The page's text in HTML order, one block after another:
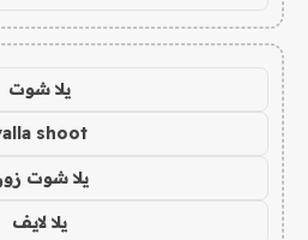
يلا شوت
shoot
يلا شوت
يلا لايف